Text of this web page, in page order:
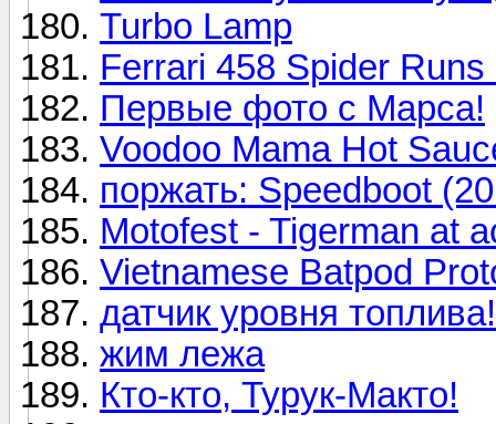
Turbo Lamp
Ferrari 458 Spider
Первые фото с Марса!
Voodoo Mama Hot
поржать: Speedboot
Motofest - Tigerman at
Vietnamese Batpod
датчик уровня топлива!
жим лежа
Кто-кто, Турук-Макто!